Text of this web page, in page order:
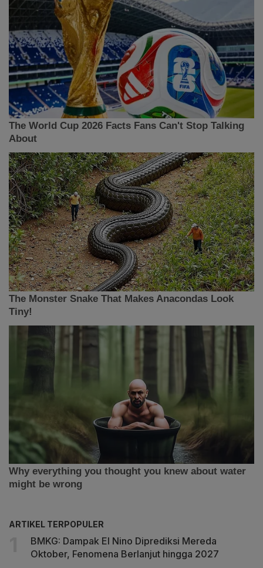
ARTIKEL TERPOPULER
BMKG: Dampak El Nino Diprediksi Mereda
Oktober, Fenomena Berlanjut hingga 2027